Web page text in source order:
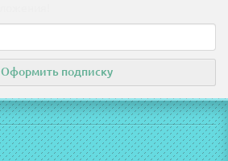
Оформить подписку